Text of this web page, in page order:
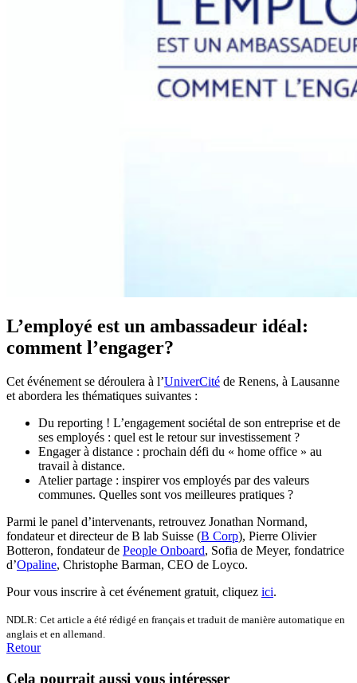
L’employé est un ambassadeur idéal:
comment l’engager?
Cet événement se déroulera à l’UniverCité de Renens, à Lausanne
et abordera les thématiques suivantes :
Du reporting ! L’engagement sociétal de son entreprise et de
ses employés : quel est le retour sur investissement ?
Engager à distance : prochain défi du « home office » au
travail à distance.
Atelier partage : inspirer vos employés par des valeurs
communes. Quelles sont vos meilleures pratiques ?
Parmi le panel d’intervenants, retrouvez Jonathan Normand,
fondateur et directeur de B lab Suisse (B Corp), Pierre Olivier
Botteron, fondateur de People Onboard, Sofia de Meyer, fondatrice
d’Opaline, Christophe Barman, CEO de Loyco.
Pour vous inscrire à cet événement gratuit, cliquez ici.
NDLR: Cet article a été rédigé en français et traduit de manière automatique en
anglais et en allemand.
Retour
Cela pourrait aussi vous intéresser